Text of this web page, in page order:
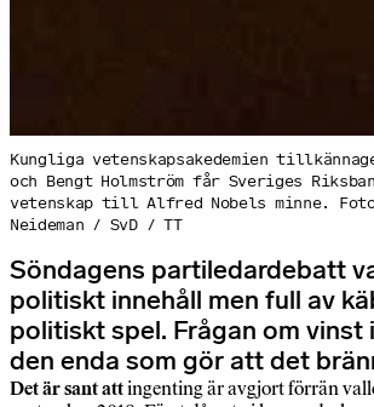
Kungliga vetenskapsakedemien
och Bengt Holmström får Sveriges
vetenskap till Alfred Nobels minne.
Neideman / SvD / TT
Söndagens partiledardebatt
politiskt innehåll men full av
politiskt spel. Frågan om vinst
den enda som gör att det
Det är sant attingenting är avgjort förrän